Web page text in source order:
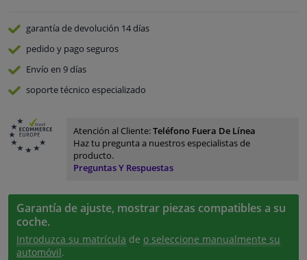
garantía de devolución 14 días
pedido y pago seguros
Envío en 9 días
soporte técnico especializado
Atención al Cliente:Teléfono Fuera De Línea
Haz tu pregunta a nuestros especialistas de
producto.
Preguntas Y Respuestas
Garantía de ajuste, mostrar piezas compatibles a su
coche.
Introduzca su matrícula de o seleccione manualmente su
automóvil.